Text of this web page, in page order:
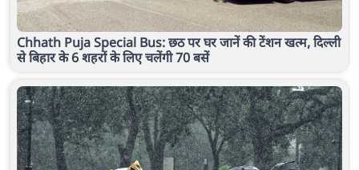
Chhath Puja Special Bus: छठ पर घर जानें की टेंशन खत्म, दिल्ली
से बिहार के 6 शहरों के लिए चलेंगी 70 बसें